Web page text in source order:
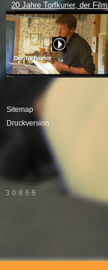
20 Jahre Torfkurier, der Film
Sitemap
Druckversion